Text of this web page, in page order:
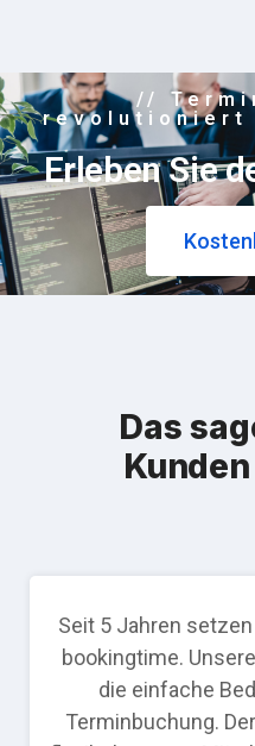
//
revolutioniert
Erleben Sie
Das
Kunden
Seit 5 Jahren
bookingtime.
die einfache
Terminbuchung.